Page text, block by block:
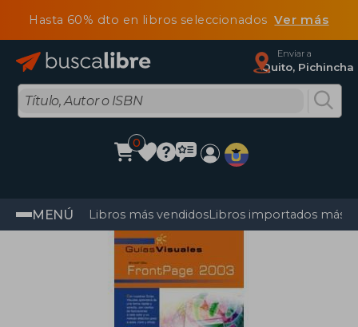
Hasta 60% dto en libros seleccionadosVer más
Enviar a
Quito, Pichincha
0
MENÚ Libros más vendidosLibros importados más